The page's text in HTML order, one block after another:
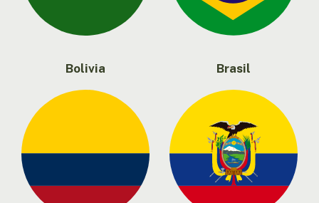
Bolivia Brasil